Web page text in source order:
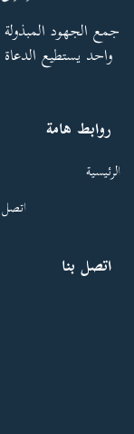
جمع الجهود
واحد يستطيع
روابط هامة
الرئيسية
اتصل
اتصل بنا